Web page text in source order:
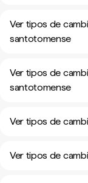
Ver tipos de
santotomense
Ver tipos de
santotomense
Ver tipos de
Ver tipos de